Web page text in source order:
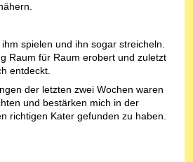
spielen und ihn sogar streicheln.
Raum für Raum erobert und zuletzt
entdeckt.
der letzten zwei Wochen waren
und bestärken mich in der
richtigen Kater gefunden zu haben.